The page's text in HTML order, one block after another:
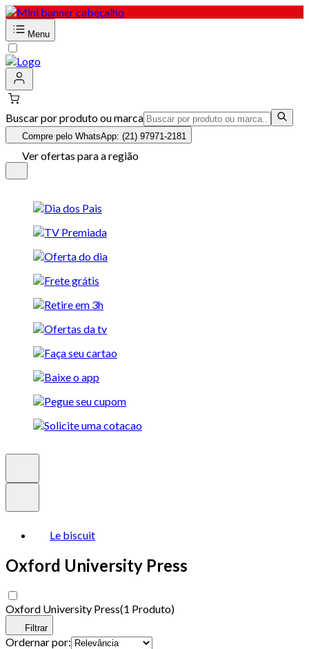
Menu
Buscar por produto ou marca
Compre pelo WhatsApp: (21) 97971-2181
Ver ofertas para a região
Le biscuit
Oxford University Press
Oxford University Press(1 Produto)
Filtrar
Ordernar por: